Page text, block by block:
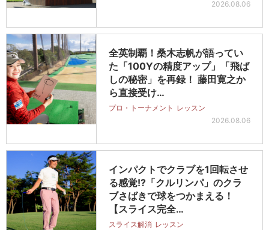
2026.08.06
全英制覇！桑木志帆が語ってい
た「100Yの精度アップ」「飛ば
しの秘密」を再録！ 藤田寛之か
ら直接受け…
プロ・トーナメント レッスン
2026.08.06
インパクトでクラブを1回転させ
る感覚!?「クルリンパ」のクラ
ブさばきで球をつかまえる！
【スライス完全…
スライス解消 レッスン